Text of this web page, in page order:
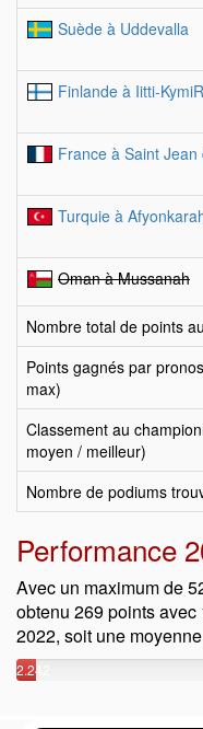
Suède à Uddevalla
Finlande à Iitti-
France à Saint Jean
Turquie à
Oman à Mussanah
Nombre total de points
Points gagnés par
max)
Classement au
moyen / meilleur)
Nombre de podiums
Performance
Avec un maximum de
obtenu 269 points
2022, soit une
2.242